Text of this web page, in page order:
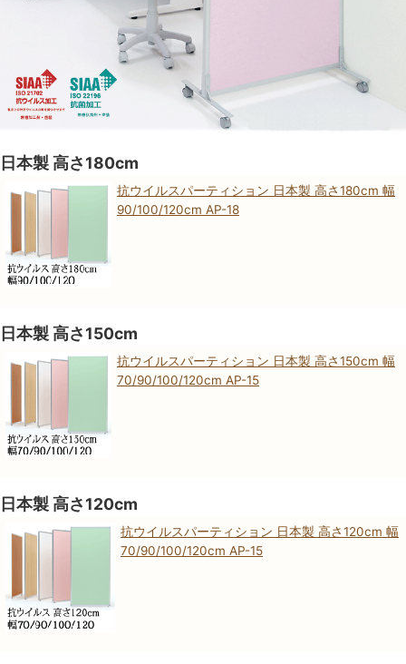
日本製 高さ180cm
抗ウイルスパーティション 日本製 高さ180cm 幅
90/100/120cm AP-18
日本製 高さ150cm
抗ウイルスパーティション 日本製 高さ150cm 幅
70/90/100/120cm AP-15
日本製 高さ120cm
抗ウイルスパーティション 日本製 高さ120cm 幅
70/90/100/120cm AP-15